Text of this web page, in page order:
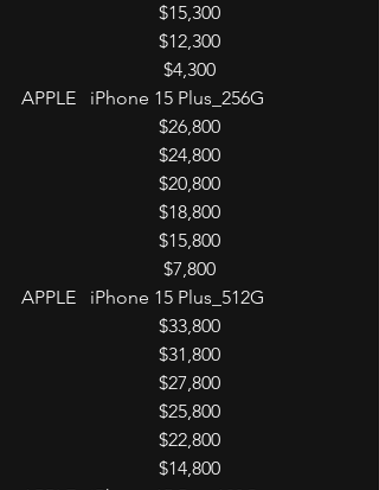
$15,300
$12,300
$4,300
APPLE   iPhone 15 Plus_256G
$26,800
$24,800
$20,800
$18,800
$15,800
$7,800
APPLE   iPhone 15 Plus_512G
$33,800
$31,800
$27,800
$25,800
$22,800
$14,800